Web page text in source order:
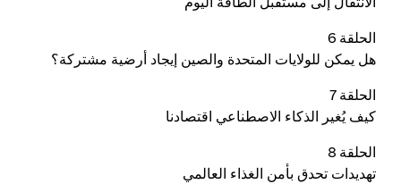
الحلقة 6
هل يمكن للولايات المتحدة والصين إيجاد أرضية مشتركة؟
الحلقة 7
كيف يُغير الذكاء الاصطناعي اقتصادنا
الحلقة 8
تهديدات تحدق بأمن الغذاء العالمي